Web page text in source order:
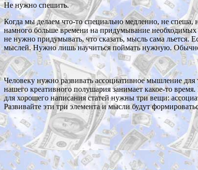
Не нужно спешить.
Когда мы делаем что-то специально медленно, не
намного больше времени на придумывание необходимых
не нужно придумывать, что сказать, мысль сама
мыслей. Нужно лишь научиться поймать нужную.
Человеку нужно развивать ассоциативное мышление для
нашего креативного полушария занимает какое-то
для хорошего написания статей нужны три вещи:
Развивайте эти три элемента и мысли будут